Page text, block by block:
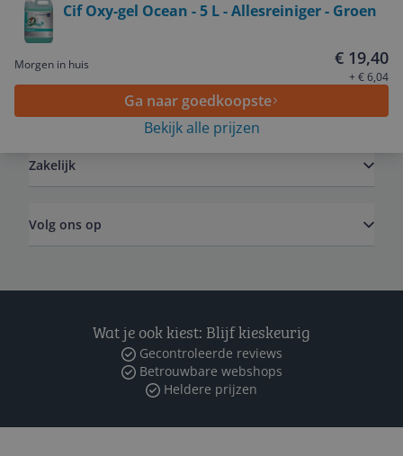
Cif Oxy-gel Ocean - 5 L - Allesreiniger - Groen
Morgen in huis € 19,40
+ € 6,04
Ga naar goedkoopste
Bekijk alle prijzen
Service
Zakelijk
Volg ons op
Wat je ook kiest: Blijf kieskeurig
Gecontroleerde reviews
Betrouwbare webshops
Heldere prijzen